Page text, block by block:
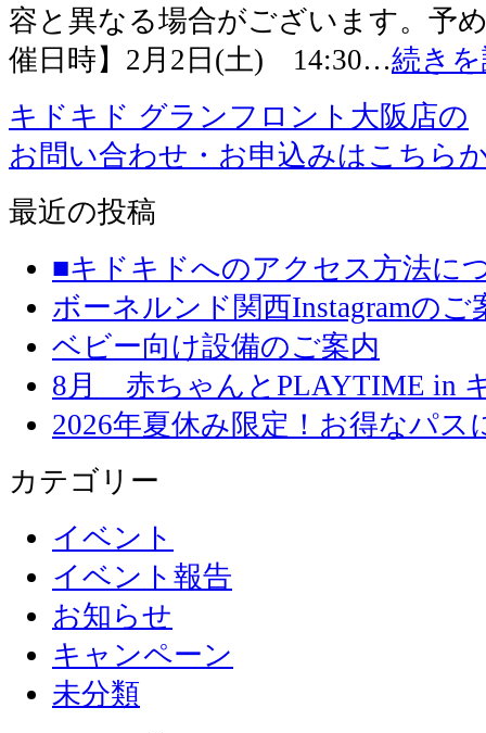
容と異なる場合がございます。予
催日時】2月2日(土) 14:30…続き
キドキド グランフロント大阪店の
お問い合わせ・お申込みはこちら
最近の投稿
■キドキドへのアクセス方法に
ボーネルンド関西Instagramのご
ベビー向け設備のご案内
8月 赤ちゃんとPLAYTIME in
2026年夏休み限定！お得なパス
カテゴリー
イベント
イベント報告
お知らせ
キャンペーン
未分類